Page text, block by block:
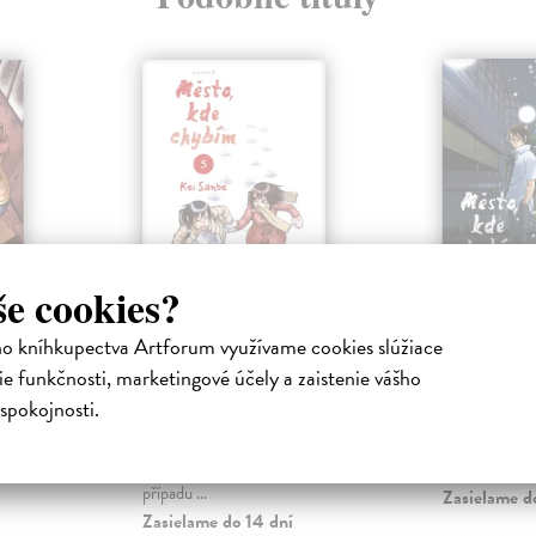
cookies?
kníhkupectva Artforum využívame cookies slúžiace
funkčnosti, marketingové účely a zaistenie vášho
spustilo
Město, kde chybím
5
Sanbe Kei
případu ...
Zasielame do 14 dní
Město,
Předtucha
ohledně
Zasielame